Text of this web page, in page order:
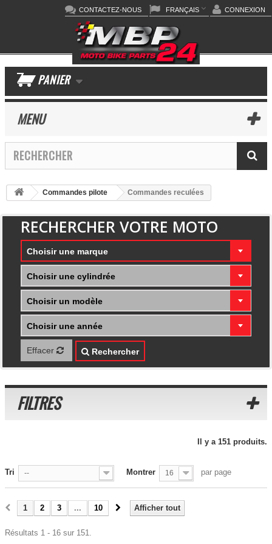
CONNEXION
FRANÇAIS
CONTACTEZ-NOUS
PANIER
MENU
Commandes pilote Commandes reculées
RECHERCHER VOTRE MOTO
Choisir une marque
Choisir une cylindrée
Choisir un modèle
Choisir une année
Effacer Rechercher
FILTRES
Il y a 151 produits.
Tri -- Montrer 16 par page
Afficher tout
1 2 3 ... 10
Résultats 1 - 16 sur 151.